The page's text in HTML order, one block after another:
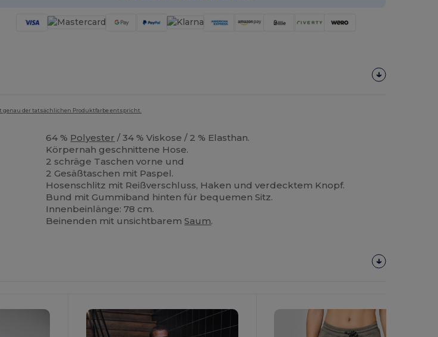
der tatsächlichen Produktfarbe entspricht.
64 % Polyester / 34 % Viskose / 2 % Elasthan.
Körpernah geschnittene Hose.
2 schräge Taschen vorne und
2 Gesäßtaschen mit Paspel.
Hosenschlitz mit Reißverschluss, Haken und verdecktem Knopf.
Bund mit Gummiband hinten für bequemen Sitz.
Innenbeinlänge: 78 cm.
Beinenden mit unsichtbaremSaum.